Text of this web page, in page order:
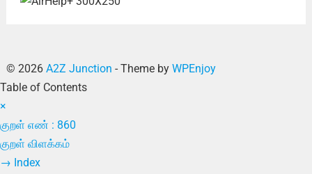
© 2026 A2Z Junction - Theme by WPEnjoy
Table of Contents
×
குறள் எண் : 860
குறள் விளக்கம்
→ Index